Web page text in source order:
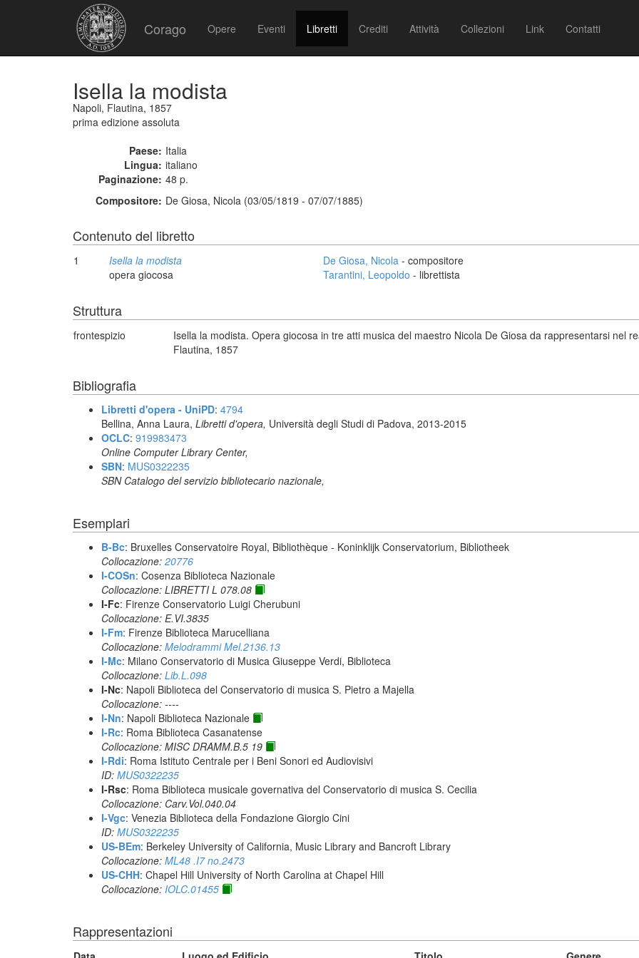
Corago Opere Eventi Libretti Crediti Attività Collezioni Link Contatti
Isella la modista
Napoli, Flautina, 1857
prima edizione assoluta
Paese: Italia
Lingua: italiano
Paginazione: 48 p.
Compositore: De Giosa, Nicola (03/05/1819 - 07/07/1885)
Contenuto del libretto
1
Isella la modista
opera giocosa
De Giosa, Nicola - compositore
Tarantini, Leopoldo - librettista
Struttura
frontespizio
Isella la modista. Opera giocosa in tre atti musica del maestro Nicola De Giosa da rappresentarsi nel
Flautina, 1857
Bibliografia
Libretti d'opera - UniPD: 4794
Bellina, Anna Laura, Libretti d'opera, Università degli Studi di Padova, 2013-2015
OCLC: 919983473
Online Computer Library Center,
SBN: MUS0322235
SBN Catalogo del servizio bibliotecario nazionale,
Esemplari
B-Bc: Bruxelles Conservatoire Royal, Bibliothèque - Koninklijk Conservatorium, Bibliotheek
Collocazione: 20776
I-COSn: Cosenza Biblioteca Nazionale
Collocazione: LIBRETTI L 078.08
I-Fc: Firenze Conservatorio Luigi Cherubuni
Collocazione: E.VI.3835
I-Fm: Firenze Biblioteca Marucelliana
Collocazione: Melodrammi Mel.2136.13
I-Mc: Milano Conservatorio di Musica Giuseppe Verdi, Biblioteca
Collocazione: Lib.L.098
I-Nc: Napoli Biblioteca del Conservatorio di musica S. Pietro a Majella
Collocazione: ----
I-Nn: Napoli Biblioteca Nazionale
I-Rc: Roma Biblioteca Casanatense
Collocazione: MISC DRAMM.B.5 19
I-Rdi: Roma Istituto Centrale per i Beni Sonori ed Audiovisivi
ID: MUS0322235
I-Rsc: Roma Biblioteca musicale governativa del Conservatorio di musica S. Cecilia
Collocazione: Carv.Vol.040.04
I-Vgc: Venezia Biblioteca della Fondazione Giorgio Cini
ID: MUS0322235
US-BEm: Berkeley University of California, Music Library and Bancroft Library
Collocazione: ML48 .I7 no.2473
US-CHH: Chapel Hill University of North Carolina at Chapel Hill
Collocazione: IOLC.01455
Rappresentazioni